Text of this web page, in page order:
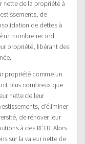
nette de la propriété à
de
de dettes à
un nombre record
propriété, libérant des
propriété comme un
plus nombreux que
nette de leur
d’éliminer
de rénover leur
à des RÉER. Alors
sur la valeur nette de